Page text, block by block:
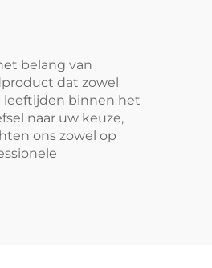
belang van
dat zowel
leeftijden binnen het
naar uw keuze,
ons zowel op